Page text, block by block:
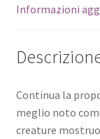
Informazioni
Continua la
meglio noto
creature